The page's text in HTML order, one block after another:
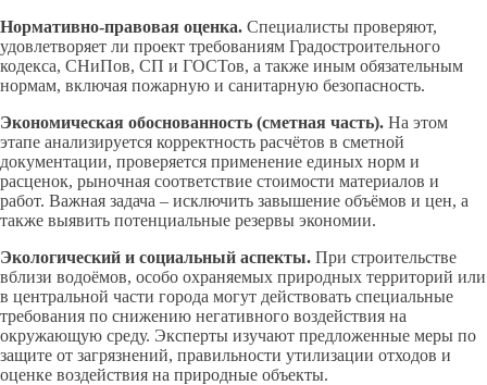
Нормативно-правовая оценка. Специалисты проверяют,
удовлетворяет ли проект требованиям Градостроительного
кодекса, СНиПов, СП и ГОСТов, а также иным обязательным
нормам, включая пожарную и санитарную безопасность.
Экономическая обоснованность (сметная часть). На этом
этапе анализируется корректность расчётов в сметной
документации, проверяется применение единых норм и
расценок, рыночная соответствие стоимости материалов и
работ. Важная задача – исключить завышение объёмов и цен, а
также выявить потенциальные резервы экономии.
Экологический и социальный аспекты. При строительстве
вблизи водоёмов, особо охраняемых природных территорий или
в центральной части города могут действовать специальные
требования по снижению негативного воздействия на
окружающую среду. Эксперты изучают предложенные меры по
защите от загрязнений, правильности утилизации отходов и
оценке воздействия на природные объекты.